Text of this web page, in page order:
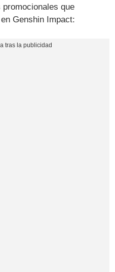
que
en Genshin Impact: